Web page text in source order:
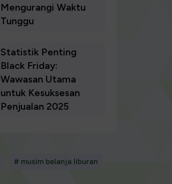
Mengurangi Waktu
Tunggu
Statistik Penting
Black Friday:
Wawasan Utama
untuk Kesuksesan
Penjualan 2025
# musim belanja liburan